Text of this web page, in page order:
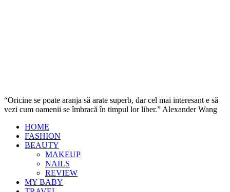
“Oricine se poate aranja să arate superb, dar cel mai interesant e să
vezi cum oamenii se îmbracă în timpul lor liber.” Alexander Wang
HOME
FASHION
BEAUTY
MAKEUP
NAILS
REVIEW
MY BABY